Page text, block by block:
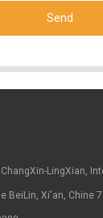
Send
LingXian,
BeiLin, Xi'an, Chine